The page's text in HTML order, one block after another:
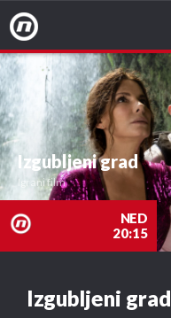
Izgubljeni grad
Igrani film
NED
20:15
nova
Nova TV
Izgubljeni grad